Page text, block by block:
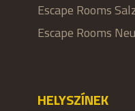
Escape Rooms
Escape Rooms
HELYSZÍNEK